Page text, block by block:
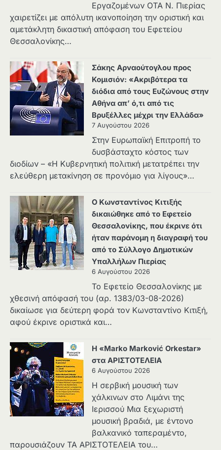
Εργαζομένων ΟΤΑ Ν. Πιερίας
χαιρετίζει με απόλυτη ικανοποίηση την οριστική και
αμετάκλητη δικαστική απόφαση του Εφετείου
Θεσσαλονίκης…
Σάκης Αρναούτογλου προς
Κομισιόν: «Ακριβότερα τα
διόδια από τους Ευζώνους στην
Αθήνα απ’ ό,τι από τις
Βρυξέλλες μέχρι την Ελλάδα»
7 Αυγούστου 2026
Στην Ευρωπαϊκή Επιτροπή το
δυσβάσταχτο κόστος των
διοδίων – «Η Κυβερνητική πολιτική μετατρέπει την
ελεύθερη μετακίνηση σε προνόμιο για λίγους»…
Ο Κωνσταντίνος Κιτιξής
δικαιώθηκε από το Εφετείο
Θεσσαλονίκης, που έκρινε ότι
ήταν παράνομη η διαγραφή του
από το Σύλλογο Δημοτικών
Υπαλλήλων Πιερίας
6 Αυγούστου 2026
Το Εφετείο Θεσσαλονίκης με
χθεσινή απόφασή του (αρ. 1383/03-08-2026)
δικαίωσε για δεύτερη φορά τον Κωνσταντίνο Κιτιξή,
αφού έκρινε οριστικά και…
Η «Marko Marković Orkestar»
στα ΑΡΙΣΤΟΤΕΛΕΙΑ
6 Αυγούστου 2026
Η σερβική μουσική των
χάλκινων στο Λιμάνι της
Ιερισσού Μια ξεχωριστή
μουσική βραδιά, με έντονο
βαλκανικό ταπεραμέντο,
παρουσιάζουν ΤΑ ΑΡΙΣΤΟΤΕΛΕΙΑ του…